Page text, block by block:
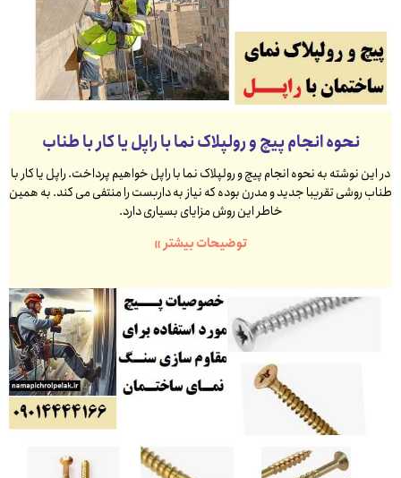
نحوه انجام پیچ و رولپلاک نما با راپل یا کار با طناب
در این نوشته به نحوه انجام پیچ و رولپلاک نما با راپل خواهیم پرداخت. راپل یا کار با
طناب روشی تقریبا جدید و مدرن بوده که نیاز به داربست را منتفی می کند. به همین
خاطر این روش مزایای بسیاری دارد.
توضیحات بیشتر »